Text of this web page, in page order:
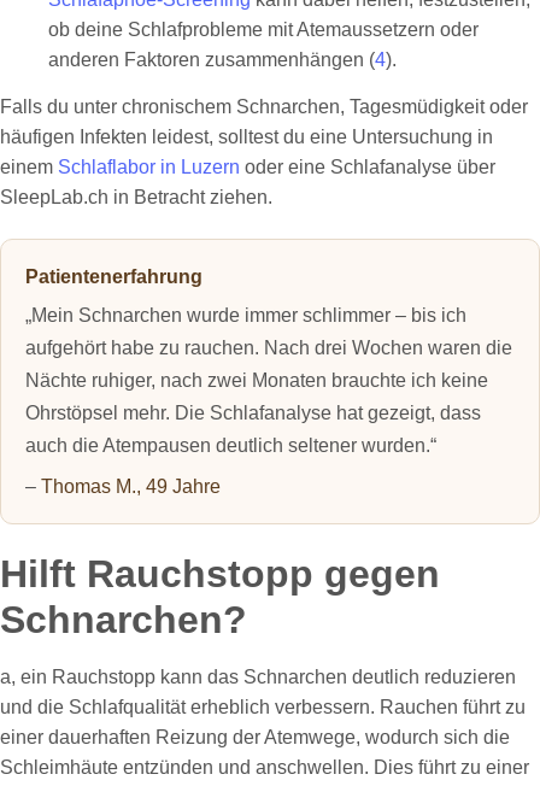
ob deine Schlafprobleme mit Atemaussetzern oder
anderen Faktoren zusammenhängen (4).
Falls du unter chronischem Schnarchen, Tagesmüdigkeit oder
häufigen Infekten leidest, solltest du eine Untersuchung in
einem Schlaflabor in Luzern oder eine Schlafanalyse über
SleepLab.ch in Betracht ziehen.
Patientenerfahrung
„Mein Schnarchen wurde immer schlimmer – bis ich
aufgehört habe zu rauchen. Nach drei Wochen waren die
Nächte ruhiger, nach zwei Monaten brauchte ich keine
Ohrstöpsel mehr. Die Schlafanalyse hat gezeigt, dass
auch die Atempausen deutlich seltener wurden.“
– Thomas M., 49 Jahre
Hilft Rauchstopp gegen
Schnarchen?
a, ein Rauchstopp kann das Schnarchen deutlich reduzieren
und die Schlafqualität erheblich verbessern. Rauchen führt zu
einer dauerhaften Reizung der Atemwege, wodurch sich die
Schleimhäute entzünden und anschwellen. Dies führt zu einer